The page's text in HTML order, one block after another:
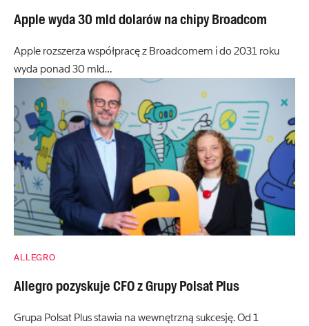
Apple wyda 30 mld dolarów na chipy Broadcom
Apple rozszerza współpracę z Broadcomem i do 2031 roku
wyda ponad 30 mld…
ALLEGRO
Allegro pozyskuje CFO z Grupy Polsat Plus
Grupa Polsat Plus stawia na wewnętrzną sukcesję. Od 1